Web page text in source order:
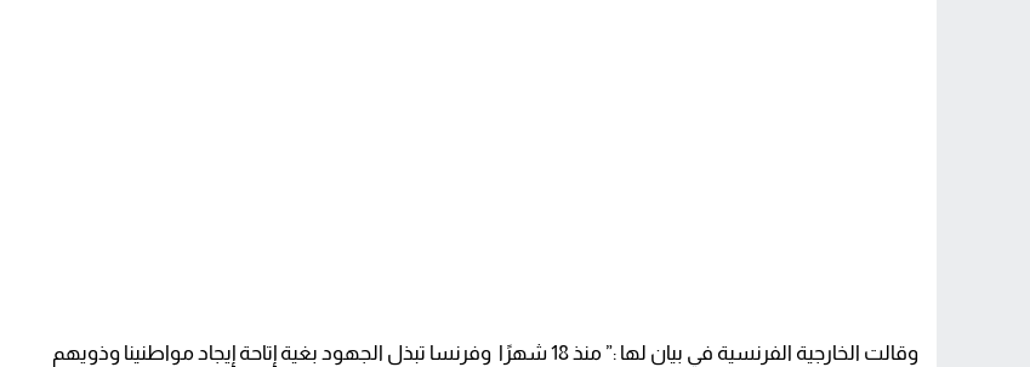
وقالت الخارجية الفرنسية في بيان لها :” منذ 18 شهرًا وفرنسا تبذل الجهود بغية إتاحة إيجاد مواطنينا وذويهم